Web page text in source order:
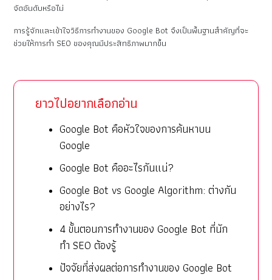
จัดอันดับหรือไม่
การรู้จักและเข้าใจวิธีการทำงานของ Google Bot จึงเป็นพื้นฐานสำคัญที่จะ
ช่วยให้การทำ SEO ของคุณมีประสิทธิภาพมากขึ้น
ยาวไปอยากเลือกอ่าน
Google Bot คือหัวใจของการค้นหาบน
Google
Google Bot คืออะไรกันแน่?
Google Bot vs Google Algorithm: ต่างกัน
อย่างไร?
4 ขั้นตอนการทำงานของ Google Bot ที่นัก
ทำ SEO ต้องรู้
ปัจจัยที่ส่งผลต่อการทำงานของ Google Bot